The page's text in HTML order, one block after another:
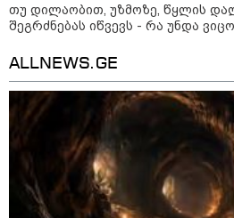
2008 წლის
ომიდან 18
რუსეთ-
ომის 18
თუ დილაობით, უზმოზე, წყლის
შეგრძნებას იწვევს - რა უნდა
ALLNEWS.GE